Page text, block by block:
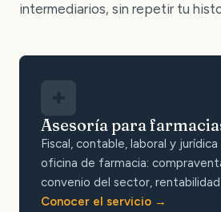
intermediarios, sin repetir tu
Asesoría para
Fiscal, contable, laboral y
oficina de farmacia:
convenio del sector,
Conocer el servicio